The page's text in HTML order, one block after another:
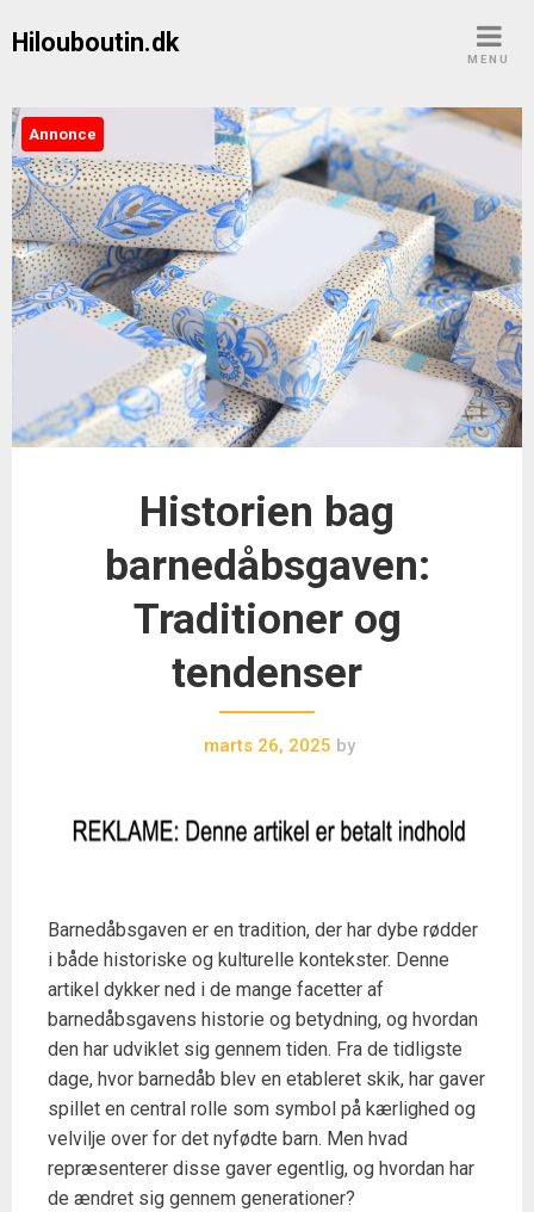
Hilouboutin.dk
MENU
Annonce
Historien bag
barnedåbsgaven:
Traditioner og
tendenser
marts 26, 2025 by
Barnedåbsgaven er en tradition, der har dybe rødder
i både historiske og kulturelle kontekster. Denne
artikel dykker ned i de mange facetter af
barnedåbsgavens historie og betydning, og hvordan
den har udviklet sig gennem tiden. Fra de tidligste
dage, hvor barnedåb blev en etableret skik, har gaver
spillet en central rolle som symbol på kærlighed og
velvilje over for det nyfødte barn. Men hvad
repræsenterer disse gaver egentlig, og hvordan har
de ændret sig gennem generationer?